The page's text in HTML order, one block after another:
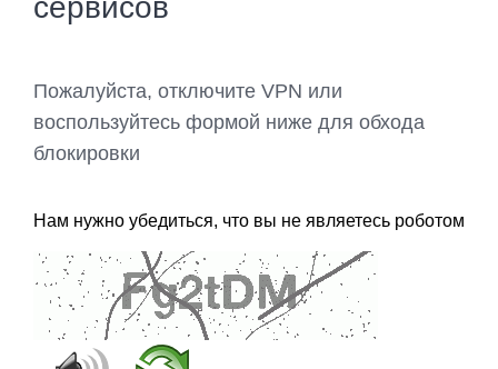
сервисов
Пожалуйста, отключите VPN или
воспользуйтесь формой ниже для обхода
блокировки
Нам нужно убедиться, что вы не являетесь роботом